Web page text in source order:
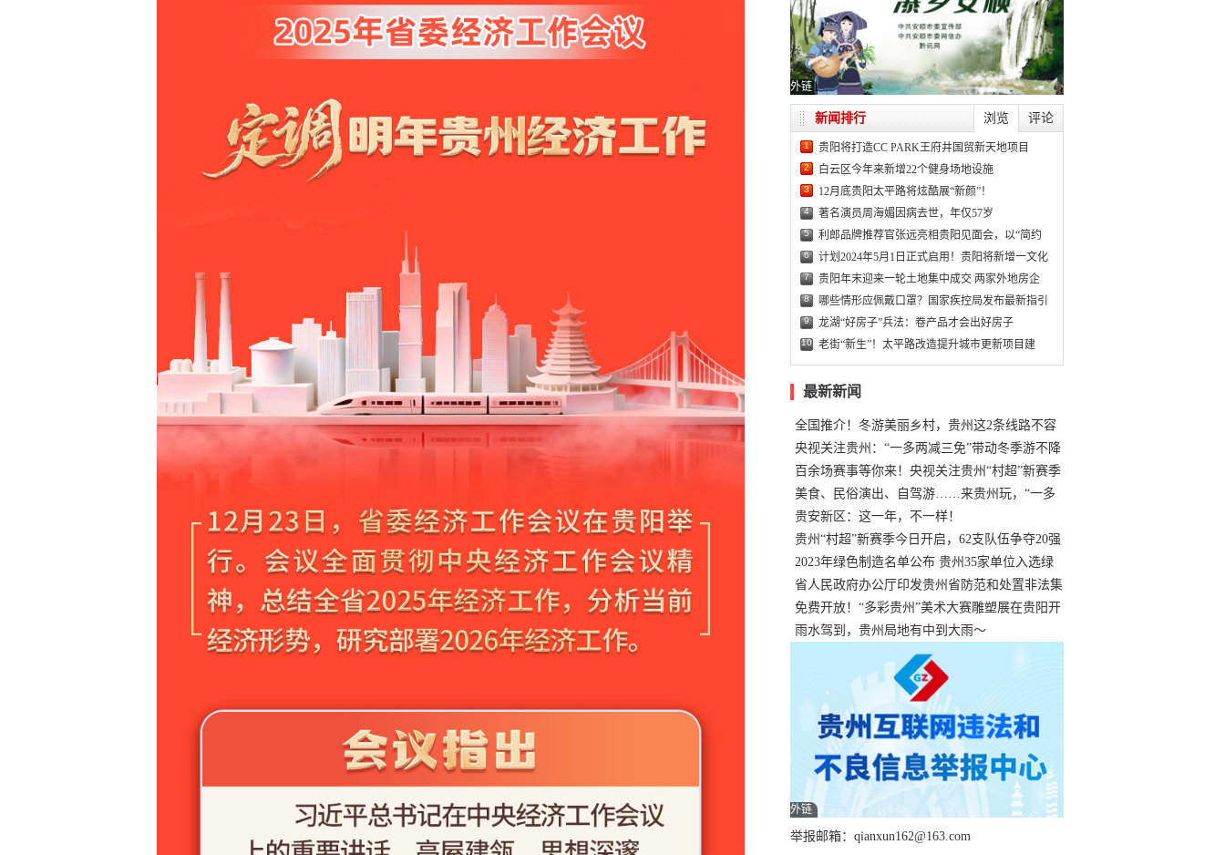
外链
浏览 评论
新闻排行
1 贵阳将打造CC PARK王府井国贸新天地项目
2 白云区今年来新增22个健身场地设施
3 12月底贵阳太平路将炫酷展“新颜”！
4 著名演员周海媚因病去世，年仅57岁
5 利郎品牌推荐官张远亮相贵阳见面会，以“简约
6 计划2024年5月1日正式启用！贵阳将新增一文化
7 贵阳年末迎来一轮土地集中成交 两家外地房企
8 哪些情形应佩戴口罩？国家疾控局发布最新指引
9 龙湖“好房子”兵法：卷产品才会出好房子
10 老街“新生”！太平路改造提升城市更新项目建
最新新闻
全国推介！冬游美丽乡村，贵州这2条线路不容
错过
央视关注贵州：“一多两减三免”带动冬季游不降
温
百余场赛事等你来！央视关注贵州“村超”新赛季
正式“打响”
美食、民俗演出、自驾游……来贵州玩，“一多
两减三免”！
贵安新区：这一年，不一样！
贵州“村超”新赛季今日开启，62支队伍争夺20强
名额
2023年绿色制造名单公布 贵州35家单位入选绿
色工厂
省人民政府办公厅印发贵州省防范和处置非法集
资工作实施细则
免费开放！“多彩贵州”美术大赛雕塑展在贵阳开
展，持续至1月19日
雨水驾到，贵州局地有中到大雨～
外链
举报邮箱：qianxun162@163.com